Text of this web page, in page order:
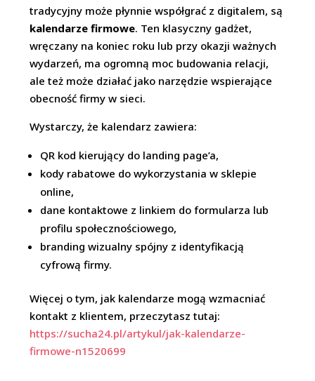
tradycyjny może płynnie współgrać z digitalem, są
kalendarze firmowe. Ten klasyczny gadżet,
wręczany na koniec roku lub przy okazji ważnych
wydarzeń, ma ogromną moc budowania relacji,
ale też może działać jako narzędzie wspierające
obecność firmy w sieci.
Wystarczy, że kalendarz zawiera:
QR kod kierujący do landing page’a,
kody rabatowe do wykorzystania w sklepie
online,
dane kontaktowe z linkiem do formularza lub
profilu społecznościowego,
branding wizualny spójny z identyfikacją
cyfrową firmy.
Więcej o tym, jak kalendarze mogą wzmacniać
kontakt z klientem, przeczytasz tutaj:
https://sucha24.pl/artykul/jak-kalendarze-
firmowe-n1520699